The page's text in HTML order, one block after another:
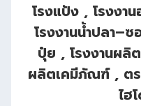
โรงแป้ง , โรงงา
โรงงานน้ำปลา–
ปุ๋ย , โรงงานผลิ
ผลิตเคมีภัณฑ์ , ตร
ไฮ